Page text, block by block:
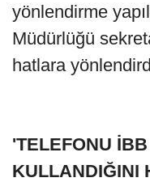
yönlendirme
Müdürlüğü
hatlara
'TELEFONU
KULLANDIĞINI